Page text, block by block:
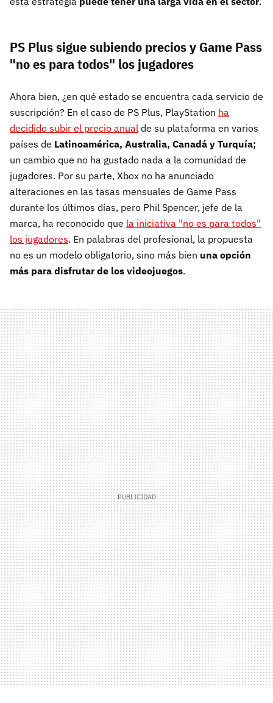
PS Plus sigue subiendo precios y Game Pass
"no es para todos" los jugadores
Ahora bien, ¿en qué estado se encuentra cada servicio de
suscripción? En el caso de PS Plus, PlayStation ha
decidido subir el precio anual de su plataforma en varios
países de Latinoamérica, Australia, Canadá y Turquía;
un cambio que no ha gustado nada a la comunidad de
jugadores. Por su parte, Xbox no ha anunciado
alteraciones en las tasas mensuales de Game Pass
durante los últimos días, pero Phil Spencer, jefe de la
marca, ha reconocido que la iniciativa "no es para todos"
los jugadores. En palabras del profesional, la propuesta
no es un modelo obligatorio, sino más bien una opción
más para disfrutar de los videojuegos.